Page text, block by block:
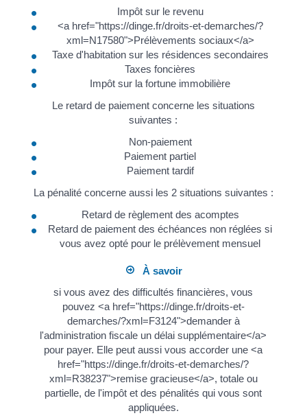
Impôt sur le revenu
<a href="https://dinge.fr/droits-et-demarches/?
xml=N17580">Prélèvements sociaux</a>
Taxe d'habitation sur les résidences secondaires
Taxes foncières
Impôt sur la fortune immobilière
Le retard de paiement concerne les situations
suivantes :
Non-paiement
Paiement partiel
Paiement tardif
La pénalité concerne aussi les 2 situations suivantes :
Retard de règlement des acomptes
Retard de paiement des échéances non réglées si
vous avez opté pour le prélèvement mensuel
À savoir
si vous avez des difficultés financières, vous
pouvez <a href="https://dinge.fr/droits-et-
demarches/?xml=F3124">demander à
l'administration fiscale un délai supplémentaire</a>
pour payer. Elle peut aussi vous accorder une <a
href="https://dinge.fr/droits-et-demarches/?
xml=R38237">remise gracieuse</a>, totale ou
partielle, de l'impôt et des pénalités qui vous sont
appliquées.